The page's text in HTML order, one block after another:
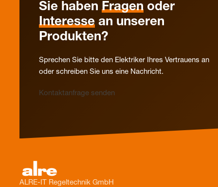
Sie haben Fragen oder
Interesse an unseren
Produkten?
Sprechen Sie bitte den Elektriker Ihres Vertrauens an
oder schreiben Sie uns eine Nachricht.
Kontaktanfrage senden
ALRE-IT Regeltechnik GmbH